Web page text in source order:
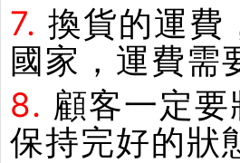
7. 換貨的運費
國家，運費需
8. 顧客一定
保持完好的狀